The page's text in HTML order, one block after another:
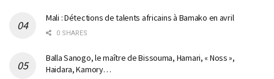
Mali : Détections de talents africains à Bamako en avril
0 SHARES
Balla Sanogo, le maître de Bissouma, Hamari, « Noss »,
Haidara, Kamory…